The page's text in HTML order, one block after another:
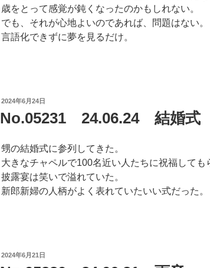
歳をとって感覚が鈍くなったのかもしれない。
でも、それが心地よいのであれば、問題はない。
言語化できずに夢を見るだけ。
投
日:
2024年6月24日
No.05231 24.06.24 結婚式
甥の結婚式に参列してきた。
大きなチャペルで100名近い人たちに祝福しても
披露宴は笑いで溢れていた。
新郎新婦の人柄がよく表れていたいい式だった。
投
2024年6月21日